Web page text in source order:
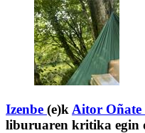
Izenbe (e)k Aitor Oñate
liburuaren kritika egin